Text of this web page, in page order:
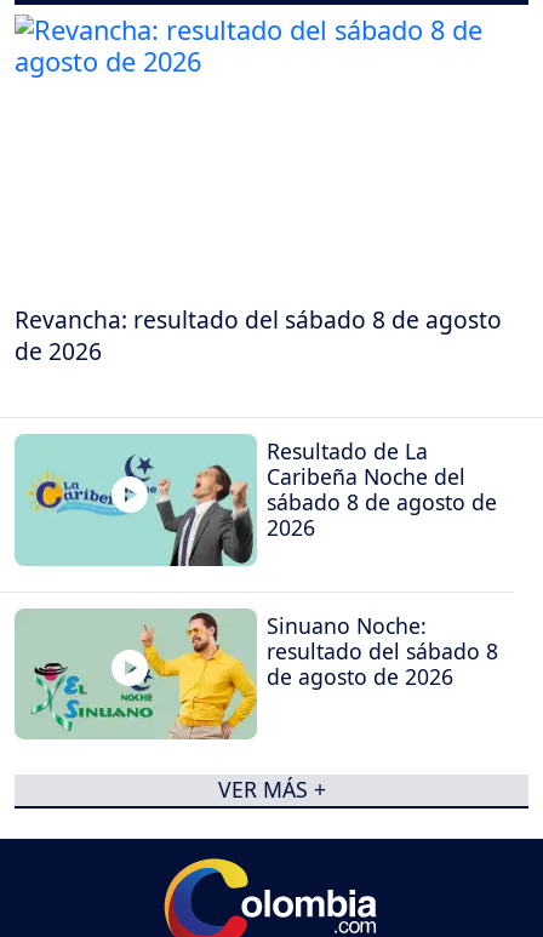
Revancha: resultado del sábado 8 de agosto
de 2026
Resultado de La
Caribeña Noche del
sábado 8 de agosto de
2026
Sinuano Noche:
resultado del sábado 8
de agosto de 2026
VER MÁS +